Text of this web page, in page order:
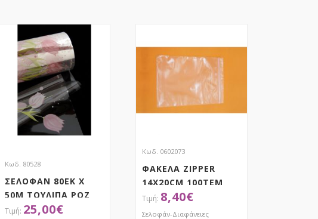
Κωδ. 80528
ΣΕΛΟΦΑΝ 80ΕΚ Χ
50Μ ΤΟΥΛΙΠΑ ΡΟΖ
25,00€
Κωδ. 0602073
ΦΑΚΕΛΑ ZIPPER
14X20CM 100ΤΕΜ
8,40€
Σελοφάν-Διαφάνειες